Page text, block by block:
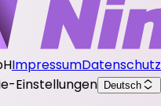
ImpressumDatenschutz
Einstellungen Deutsch